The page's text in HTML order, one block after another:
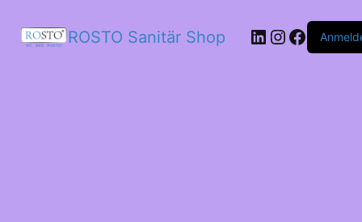
ROSTO Sanitär Shop LinkedIn
Instagram